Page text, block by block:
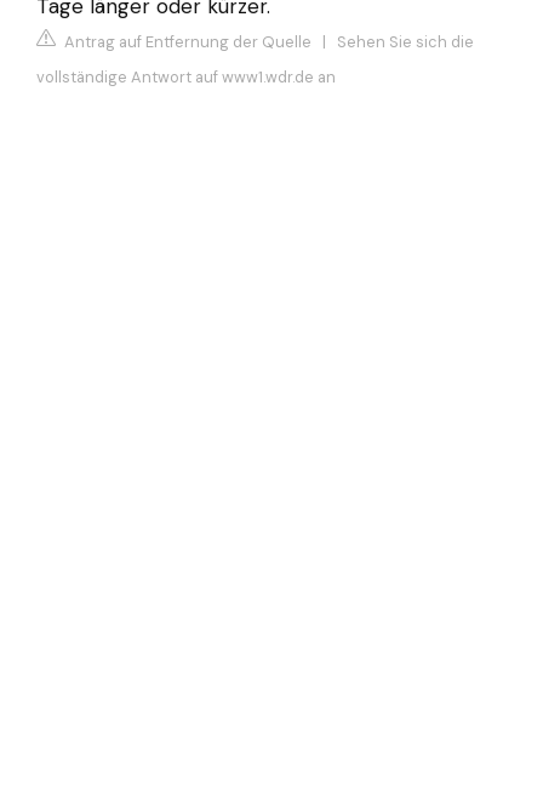
Tage länger oder kürzer.
Antrag auf Entfernung der Quelle | Sehen Sie sich die
vollständige Antwort auf www1.wdr.de an